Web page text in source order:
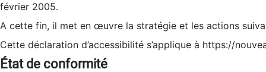
février 2005.
A cette fin, il met en œuvre la stratégie et les actions
Cette déclaration d’accessibilité s’applique à https://
État de conformité